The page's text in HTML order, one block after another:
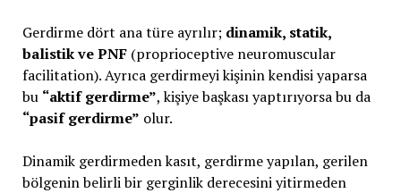
Gerdirme dört ana türe ayrılır; dinamik, statik,
balistik ve PNF(proprioceptive neuromuscular
facilitation). Ayrıca gerdirmeyi kişinin kendisi yaparsa
bu “aktif gerdirme”, kişiye başkası yaptırıyorsa bu da
“pasif gerdirme” olur.
Dinamik gerdirmeden kasıt, gerdirme yapılan, gerilen
bölgenin belirli bir gerginlik derecesini yitirmeden